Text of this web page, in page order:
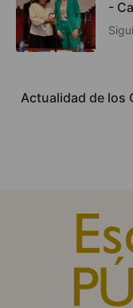
-
Actualidad de los